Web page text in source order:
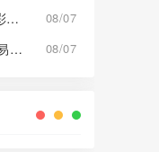
【新势力app】非法网络彩票骗局，“天宫国际”和“和平娱乐”骗子搞的杀猪盘，远离！ 08/07
换马甲二次收割！【长城易趣】平移【康盛科技】又是致命骗局！ 08/07